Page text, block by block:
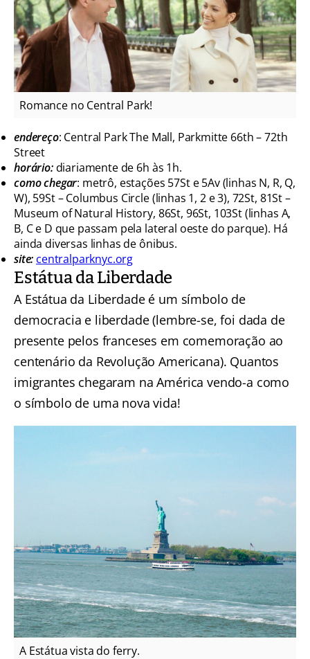
Romance no Central Park!
endereço: Central Park The Mall, Parkmitte 66th – 72th
Street
horário:diariamente de 6h às 1h.
como chegar: metrô, estações 57St e 5Av (linhas N, R, Q,
W), 59St – Columbus Circle (linhas 1, 2 e 3), 72St, 81St –
Museum of Natural History, 86St, 96St, 103St (linhas A,
B, C e D que passam pela lateral oeste do parque). Há
ainda diversas linhas de ônibus.
site: centralparknyc.org
Estátua da Liberdade
A Estátua da Liberdade é um símbolo de
democracia e liberdade (lembre-se, foi dada de
presente pelos franceses em comemoração ao
centenário da Revolução Americana). Quantos
imigrantes chegaram na América vendo-a como
o símbolo de uma nova vida!
A Estátua vista do ferry.